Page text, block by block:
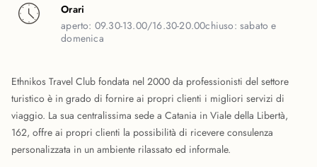
Orari
aperto: 09.30-13.00/16.30-20.00chiuso:sabato e
domenica
Ethnikos Travel Club fondata nel 2000 da professionisti del settore
turistico è in grado di fornire ai propri clienti i migliori servizi di
viaggio. La sua centralissima sede a Catania in Viale della Libertà,
162, offre ai propri clienti la possibilità di ricevere consulenza
personalizzata in un ambiente rilassato ed informale.